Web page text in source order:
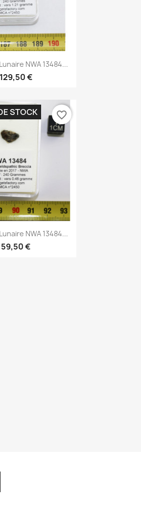
rapide
NWA 13484...
129,50 €
rapide
NWA 13484...
59,50 €
STOCK favorite_border